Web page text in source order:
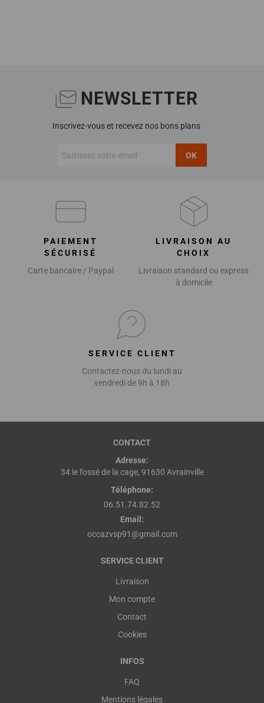
NEWSLETTER
Inscrivez-vous et recevez nos bons plans
OK
PAIEMENT
SÉCURISÉ
Carte bancaire / Paypal
LIVRAISON AU
CHOIX
Livraison standard ou express
à domicile
SERVICE CLIENT
Contactez-nous du lundi au
vendredi de 9h à 18h
CONTACT
Adresse:
34 le fossé de la cage, 91630 Avrainville
Téléphone:
06.51.74.82.52
Email:
occazvsp91@gmail.com
SERVICE CLIENT
Livraison
Mon compte
Contact
Cookies
INFOS
FAQ
Mentions légales